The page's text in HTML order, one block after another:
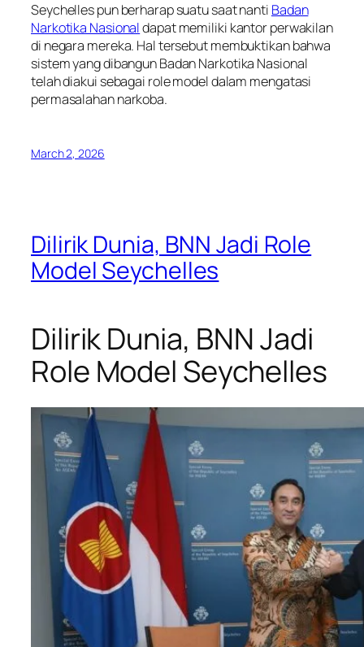
Seychelles pun berharap suatu saat nanti Badan
Narkotika Nasionaldapat memiliki kantor perwakilan
di negara mereka. Hal tersebut membuktikan bahwa
sistem yang dibangun Badan Narkotika Nasional
telah diakui sebagai role model dalam mengatasi
permasalahan narkoba.
March 2, 2026
Dilirik Dunia, BNN Jadi Role
Model Seychelles
Dilirik Dunia, BNN Jadi
Role Model Seychelles